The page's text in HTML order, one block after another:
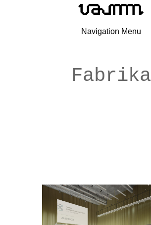
Navigation Menu
Fabrika